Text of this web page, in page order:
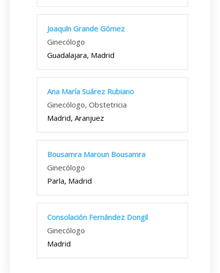
Joaquín Grande Gómez
Ginecólogo
Guadalajara, Madrid
Ana María Suárez Rubiano
Ginecólogo, Obstetricia
Madrid, Aranjuez
Bousamra Maroun Bousamra
Ginecólogo
Parla, Madrid
Consolación Fernández Dongil
Ginecólogo
Madrid